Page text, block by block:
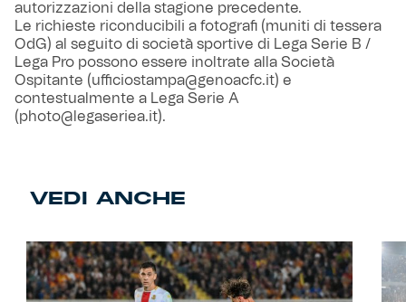
autorizzazioni della stagione precedente.
Le richieste riconducibili a fotografi (muniti di tessera
OdG) al seguito di società sportive di Lega Serie B /
Lega Pro possono essere inoltrate alla Società
Ospitante (ufficiostampa@genoacfc.it) e
contestualmente a Lega Serie A
(photo@legaseriea.it).
VEDI ANCHE